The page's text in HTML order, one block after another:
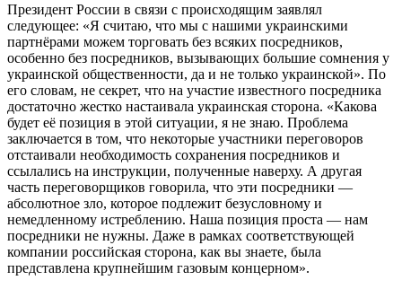
Президент России в связи с происходящим заявлял
следующее: «Я считаю, что мы с нашими украинскими
партнёрами можем торговать без всяких посредников,
особенно без посредников, вызывающих большие сомнения у
украинской общественности, да и не только украинской». По
его словам, не секрет, что на участие известного посредника
достаточно жестко настаивала украинская сторона. «Какова
будет её позиция в этой ситуации, я не знаю. Проблема
заключается в том, что некоторые участники переговоров
отстаивали необходимость сохранения посредников и
ссылались на инструкции, полученные наверху. А другая
часть переговорщиков говорила, что эти посредники —
абсолютное зло, которое подлежит безусловному и
немедленному истреблению. Наша позиция проста — нам
посредники не нужны. Даже в рамках соответствующей
компании российская сторона, как вы знаете, была
представлена крупнейшим газовым концерном».